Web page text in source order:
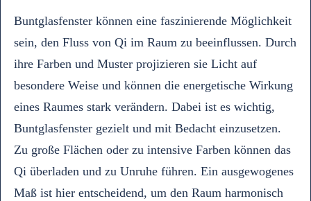
Buntglasfenster können eine faszinierende Möglichkeit
sein, den Fluss von Qi im Raum zu beeinflussen. Durch
ihre Farben und Muster projizieren sie Licht auf
besondere Weise und können die energetische Wirkung
eines Raumes stark verändern. Dabei ist es wichtig,
Buntglasfenster gezielt und mit Bedacht einzusetzen.
Zu große Flächen oder zu intensive Farben können das
Qi überladen und zu Unruhe führen. Ein ausgewogenes
Maß ist hier entscheidend, um den Raum harmonisch